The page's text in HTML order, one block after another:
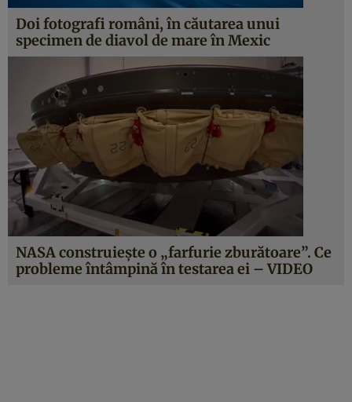
Doi fotografi români, în căutarea unui
specimen de diavol de mare în Mexic
NASA construieşte o „farfurie zburătoare”. Ce
probleme întâmpină în testarea ei – VIDEO